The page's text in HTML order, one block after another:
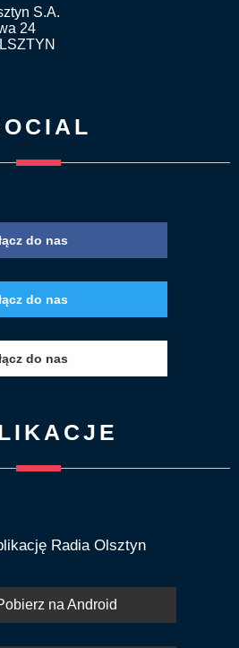
S.A.
24
do nas
do nas
do nas
Radia Olsztyn
na Android